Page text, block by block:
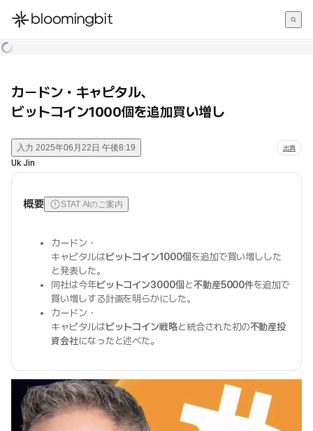
한국어
カードン・キャピタル、
ビットコイン1000個を追加買い増し
入力 2025年06月22日 午後8:19 出典
Uk Jin
概要 STAT AIのご案内
カードン・
キャピタルはビットコイン1000個を追加で買い増しした
と発表した。
同社は今年ビットコイン3000個 と不動産5000件を追加で
買い増しする計画を明らかにした。
カードン・
キャピタルはビットコイン戦略と統合された初の不動産投
資会社になったと述べた。